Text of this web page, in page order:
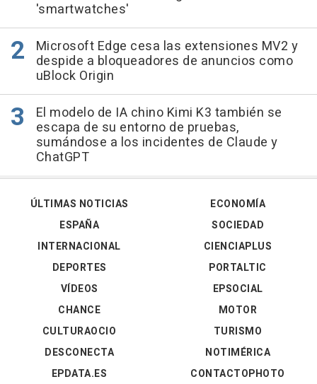
'smartwatches'
Microsoft Edge cesa las extensiones MV2 y
despide a bloqueadores de anuncios como
uBlock Origin
El modelo de IA chino Kimi K3 también se
escapa de su entorno de pruebas,
sumándose a los incidentes de Claude y
ChatGPT
ÚLTIMAS NOTICIAS
ESPAÑA
INTERNACIONAL
DEPORTES
VÍDEOS
ECONOMÍA
SOCIEDAD
CIENCIAPLUS
PORTALTIC
EPSOCIAL
CHANCE
CULTURAOCIO
DESCONECTA
EPDATA.ES
MOTOR
TURISMO
NOTIMÉRICA
CONTACTOPHOTO